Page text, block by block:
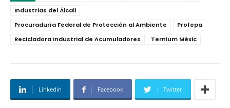
Industrias del Álcali
Procuraduría Federal de Protección al Ambiente
Profepa
Recicladora Industrial de Acumuladores
Ternium Méxic
Linkedin Facebook Twitter